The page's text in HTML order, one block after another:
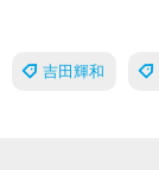
吉田輝和